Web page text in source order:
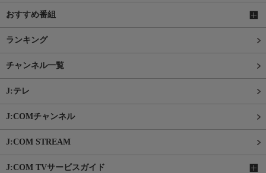
おすすめ番組
ランキング
チャンネル一覧
J:テレ
J:COMチャンネル
J:COM STREAM
J:COM TVサービスガイド